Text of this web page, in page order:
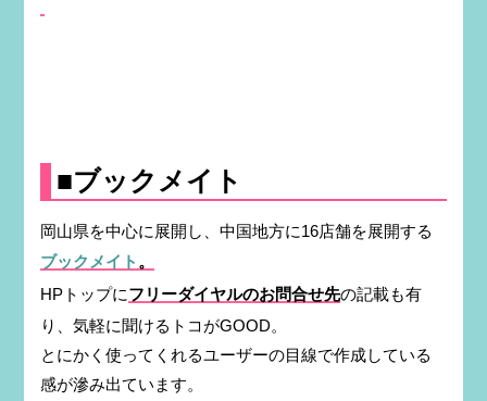
■ブックメイト
岡山県を中心に展開し、中国地方に16店舗を展開する
ブックメイト 。
HPトップにフリーダイヤルのお問合せ先の記載も有
り、気軽に聞けるトコがGOOD。
とにかく使ってくれるユーザーの目線で作成している
感が滲み出ています。